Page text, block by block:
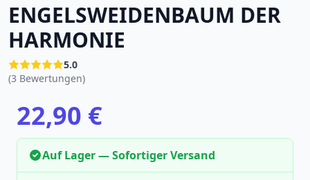
ENGELSWEIDENBAUM DER
HARMONIE
5.0
(3 Bewertungen)
22,90 €
Auf Lager — Sofortiger Versand